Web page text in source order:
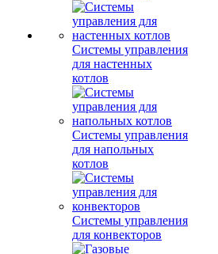
Системы управления
для настенных
котлов
Системы управления
для напольных
котлов
Системы управления
для конвекторов